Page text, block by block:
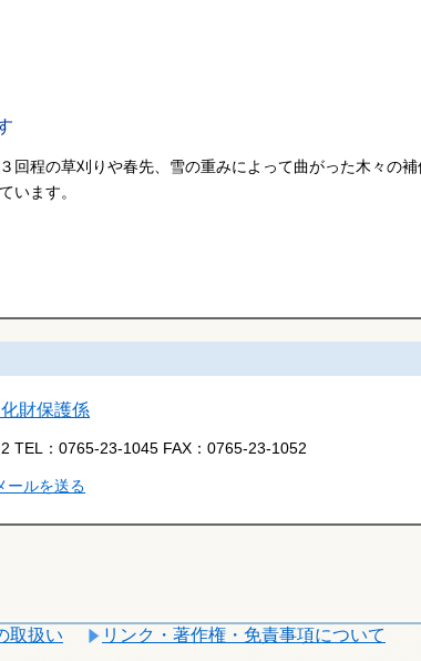
程の草刈りや春先、雪の重みによって曲がった木々の補
います。
財保護係
TEL： 0765-23-1045 FAX： 0765-23-1052
ールを送る
取扱い リンク・著作権・免責事項について